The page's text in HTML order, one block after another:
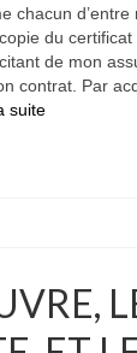
chacun d’entre
du
de mon
contrat. Par
suite­­